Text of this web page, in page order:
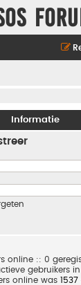
Informatie
online :: 0
gebruikers
online was 1537